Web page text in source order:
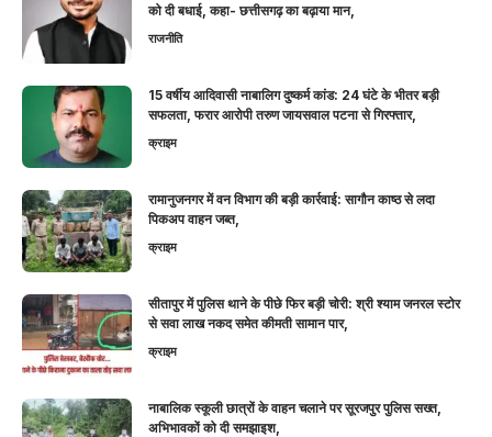
को दी बधाई, कहा- छत्तीसगढ़ का बढ़ाया मान,
राजनीति
15 वर्षीय आदिवासी नाबालिग दुष्कर्म कांड: 24 घंटे के भीतर बड़ी
सफलता, फरार आरोपी तरुण जायसवाल पटना से गिरफ्तार,
क्राइम
रामानुजनगर में वन विभाग की बड़ी कार्रवाई: सागौन काष्ठ से लदा
पिकअप वाहन जब्त,
क्राइम
सीतापुर में पुलिस थाने के पीछे फिर बड़ी चोरी: श्री श्याम जनरल स्टोर
से सवा लाख नकद समेत कीमती सामान पार,
क्राइम
नाबालिक स्कूली छात्रों के वाहन चलाने पर सूरजपुर पुलिस सख्त,
अभिभावकों को दी समझाइश,